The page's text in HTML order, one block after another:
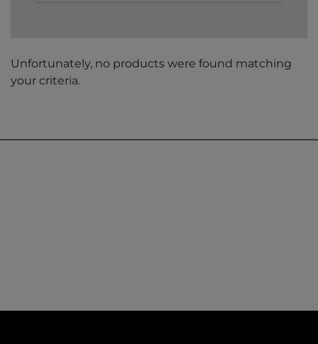
Unfortunately, no products were found matching
your criteria.